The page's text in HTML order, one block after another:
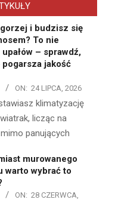
i budzisz się
To nie
– sprawdź,
pogarsza jakość
ON: 24 LIPCA, 2026
klimatyzację
licząc na
panujących
murowanego
warto wybrać to
ON: 28 CZERWCA,